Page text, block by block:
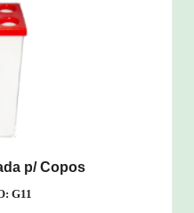
p/ Copos
G11